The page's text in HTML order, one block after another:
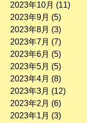
2023年10月 (11)
2023年9月 (5)
2023年8月 (3)
2023年7月 (7)
2023年6月 (5)
2023年5月 (5)
2023年4月 (8)
2023年3月 (12)
2023年2月 (6)
2023年1月 (3)